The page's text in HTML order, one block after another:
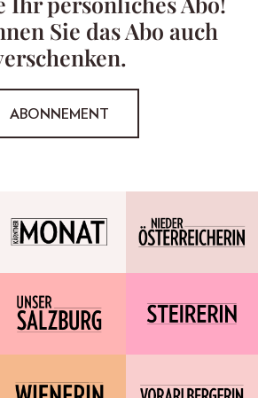
Sie das Abo auch
ABONNEMENT